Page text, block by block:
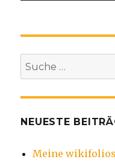
Suche
nach:
NEUESTE
Meine